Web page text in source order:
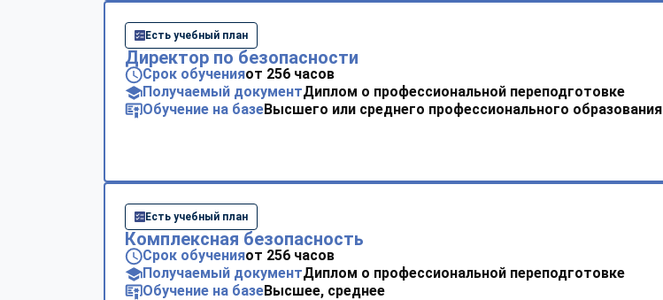
Есть учебный план
Директор по безопасности
Срок обученияот 256 часов
Получаемый документДиплом о профессиональной переподготовке
Обучение на базеВысшего или среднего профессионального образования
Есть учебный план
Комплексная безопасность
Срок обученияот 256 часов
Получаемый документДиплом о профессиональной переподготовке
Обучение на базеВысшее, среднее